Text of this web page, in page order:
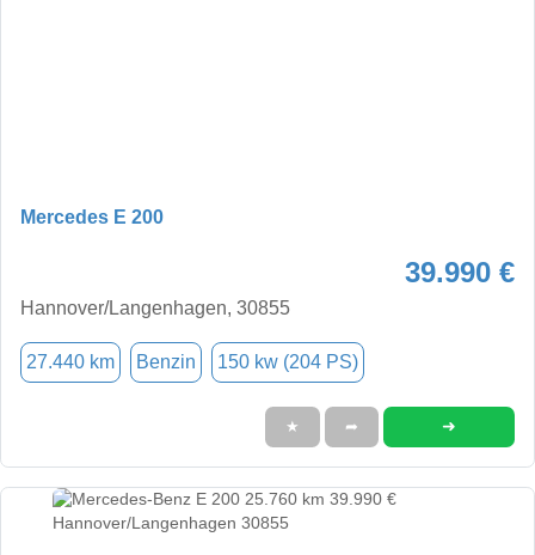
Mercedes E 200
39.990 €
Hannover/Langenhagen, 30855
27.440 km Benzin 150 kw (204 PS)
★ ➦ ➜